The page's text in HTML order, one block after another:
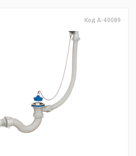
Код А-40089